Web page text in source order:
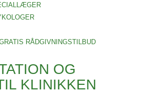
RÅDGIVNINGSTILBUD
OG
KLINIKKEN